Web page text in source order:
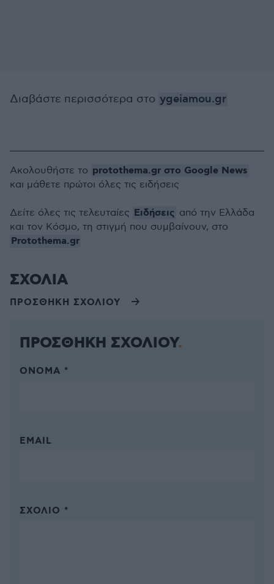
Διαβάστε περισσότερα στο ygeiamou.gr
Ακολουθήστε το protothema.gr στο Google News
και μάθετε πρώτοι όλες τις ειδήσεις
Δείτε όλες τις τελευταίες Ειδήσεις από την Ελλάδα
και τον Κόσμο, τη στιγμή που συμβαίνουν, στο
Protothema.gr
ΣΧΟΛΙΑ
ΠΡΟΣΘΗΚΗ ΣΧΟΛΙΟΥ
ΠΡΟΣΘΗΚΗ ΣΧΟΛΙΟΥ
ΌΝΟΜΑ *
EMAIL
ΣΧΌΛΙΟ *